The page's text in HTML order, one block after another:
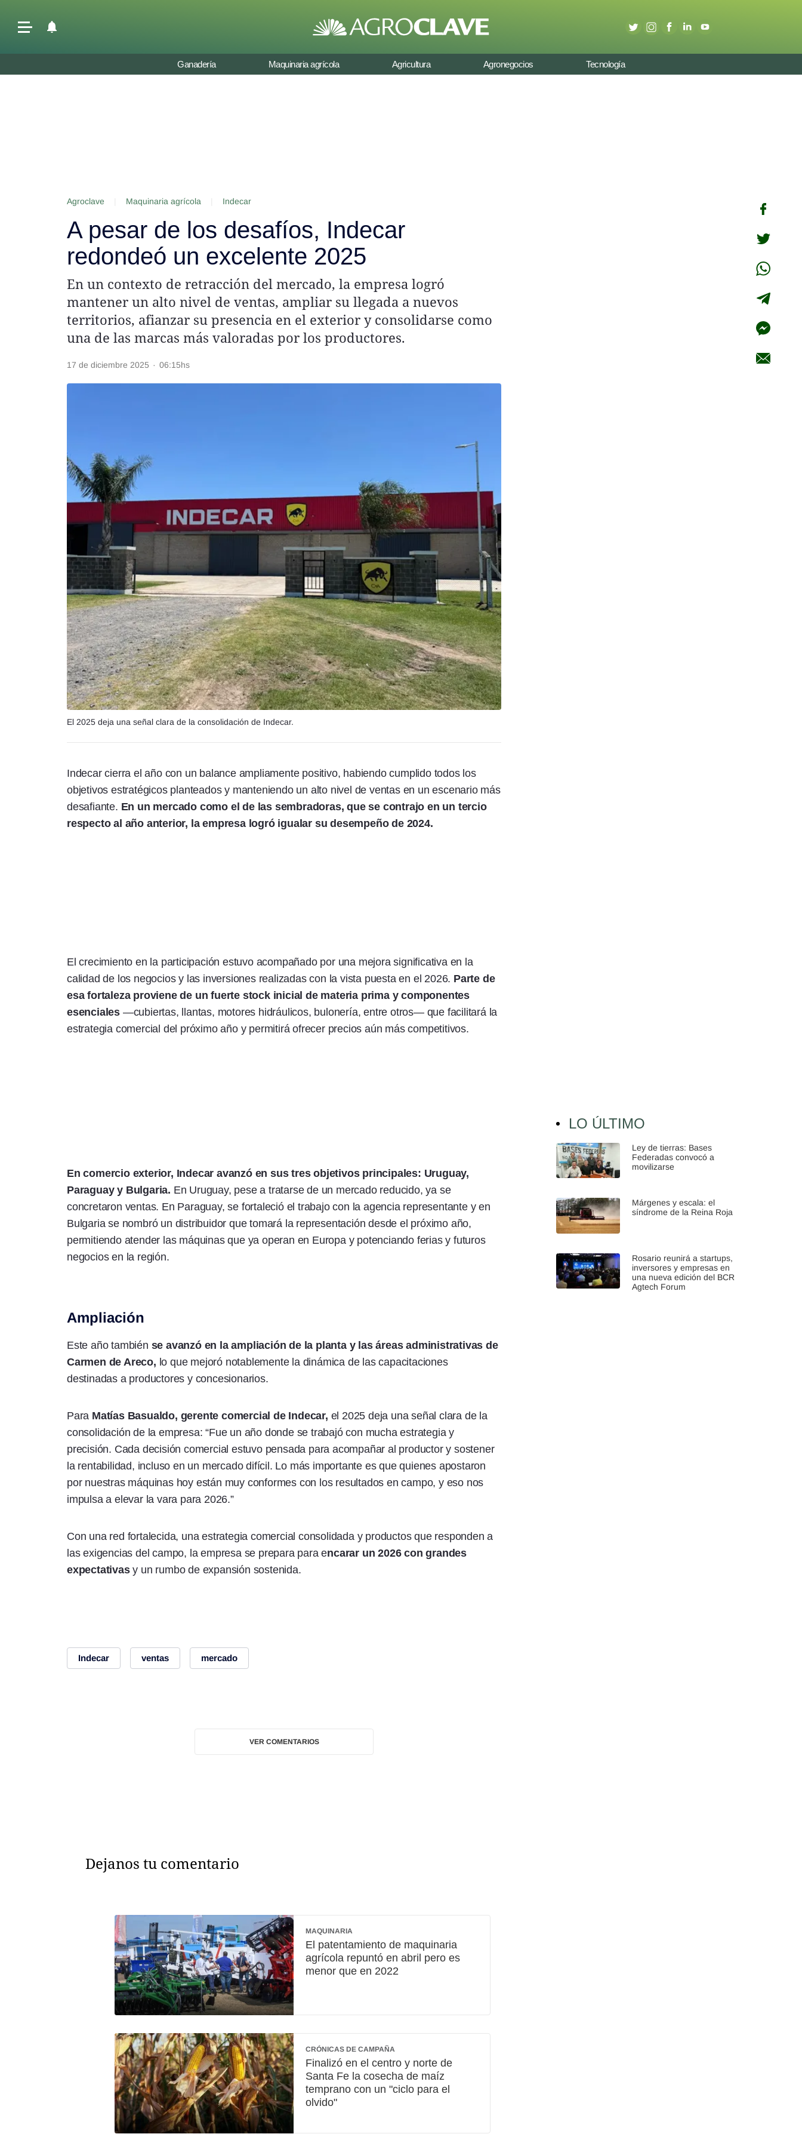
Ganadería Maquinaria agrícola Agricultura Agronegocios Tecnología
Agroclave Maquinaria agrícola Indecar
A pesar de los desafíos, Indecar
redondeó un excelente 2025
En un contexto de retracción del mercado, la empresa logró
mantener un alto nivel de ventas, ampliar su llegada a nuevos
territorios, afianzar su presencia en el exterior y consolidarse como
una de las marcas más valoradas por los productores.
17 de diciembre 2025 · 06:15hs
El 2025 deja una señal clara de la consolidación de Indecar.
Indecar cierra el año con un balance ampliamente positivo, habiendo cumplido todos los
objetivos estratégicos planteados y manteniendo un alto nivel de ventas en un escenario más
desafiante. En un mercado como el de las sembradoras, que se contrajo en un tercio
respecto al año anterior, la empresa logró igualar su desempeño de 2024.
El crecimiento en la participación estuvo acompañado por una mejora significativa en la
calidad de los negocios y las inversiones realizadas con la vista puesta en el 2026. Parte de
esa fortaleza proviene de un fuerte stock inicial de materia prima y componentes
esenciales —cubiertas, llantas, motores hidráulicos, bulonería, entre otros— que facilitará la
estrategia comercial del próximo año y permitirá ofrecer precios aún más competitivos.
En comercio exterior, Indecar avanzó en sus tres objetivos principales: Uruguay,
Paraguay y Bulgaria. En Uruguay, pese a tratarse de un mercado reducido, ya se
concretaron ventas. En Paraguay, se fortaleció el trabajo con la agencia representante y en
Bulgaria se nombró un distribuidor que tomará la representación desde el próximo año,
permitiendo atender las máquinas que ya operan en Europa y potenciando ferias y futuros
negocios en la región.
Ampliación
Este año también se avanzó en la ampliación de la planta y las áreas administrativas de
Carmen de Areco, lo que mejoró notablemente la dinámica de las capacitaciones
destinadas a productores y concesionarios.
Para Matías Basualdo, gerente comercial de Indecar, el 2025 deja una señal clara de la
consolidación de la empresa: “Fue un año donde se trabajó con mucha estrategia y
precisión. Cada decisión comercial estuvo pensada para acompañar al productor y sostener
la rentabilidad, incluso en un mercado difícil. Lo más importante es que quienes apostaron
por nuestras máquinas hoy están muy conformes con los resultados en campo, y eso nos
impulsa a elevar la vara para 2026.”
Con una red fortalecida, una estrategia comercial consolidada y productos que responden a
las exigencias del campo, la empresa se prepara para encarar un 2026 con grandes
expectativasy un rumbo de expansión sostenida.
Indecar ventas mercado
VER COMENTARIOS
LO ÚLTIMO
Ley de tierras: Bases
Federadas convocó a
movilizarse
Márgenes y escala: el
síndrome de la Reina Roja
Rosario reunirá a startups,
inversores y empresas en
una nueva edición del BCR
Agtech Forum
Dejanos tu comentario
MAQUINARIA
El patentamiento de maquinaria
agrícola repuntó en abril pero es
menor que en 2022
CRÓNICAS DE CAMPAÑA
Finalizó en el centro y norte de
Santa Fe la cosecha de maíz
temprano con un "ciclo para el
olvido"